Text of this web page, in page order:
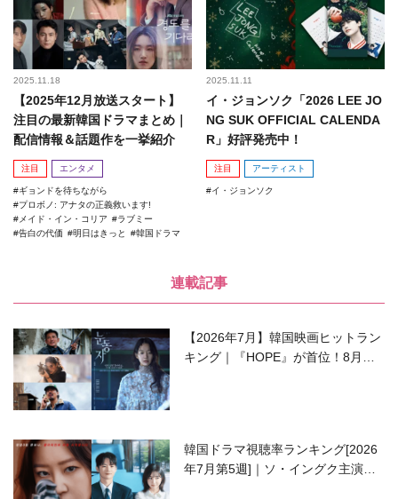
2025.11.18
【2025年12月放送スタート】
注目の最新韓国ドラマまとめ｜
配信情報＆話題作を一挙紹介
注目 エンタメ
ギョンドを待ちながら
プロボノ: アナタの正義救います!
メイド・イン・コリア
ラブミー
告白の代価
明日はきっと 韓国ドラマ
2025.11.11
イ・ジョンソク「2026 LEE JO
NG SUK OFFICIAL CALENDA
R」好評発売中！
注目 アーティスト
イ・ジョンソク
連載記事
【2026年7月】韓国映画ヒットラン
キング｜『HOPE』が首位！8月公
韓国ドラマ視聴率ランキング[2026
年7月第5週]｜ソ・イングク主演の